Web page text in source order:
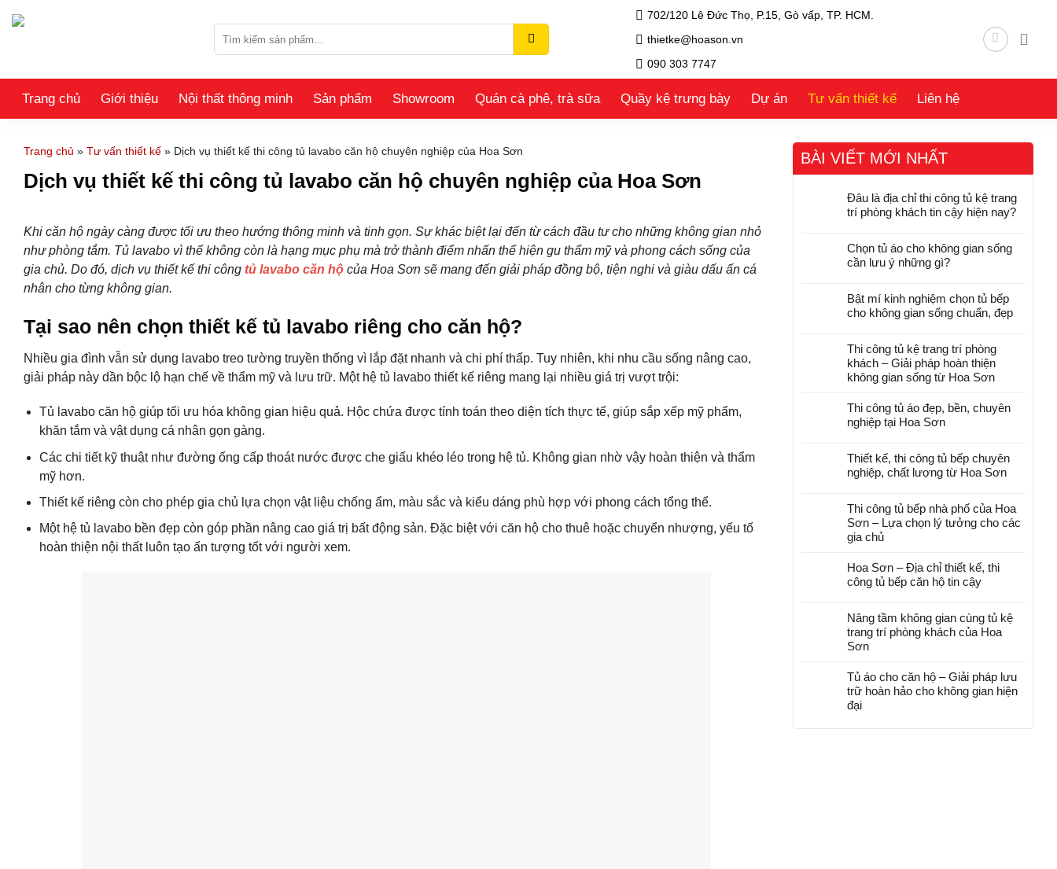
kiếm:
702/120 Lê Đức Thọ, P.15, Gò vấp, TP. HCM.
thietke@hoason.vn
090 303 7747
Trang chủ Giới thiệu Nội thất thông minh Sản phẩm Showroom Quán cà phê, trà sữa Quầy kệ trưng bày Dự án Tư vấn thiết kế Liên hệ
Trang chủ » Tư vấn thiết kế » Dịch vụ thiết kế thi công tủ lavabo căn hộ chuyên nghiệp của Hoa Sơn
Dịch vụ thiết kế thi công tủ lavabo căn hộ chuyên nghiệp của Hoa Sơn
Khi căn hộ ngày càng được tối ưu theo hướng thông minh và tinh gọn. Sự khác biệt lại đến từ cách đầu tư cho những không gian nhỏ
như phòng tắm. Tủ lavabo vì thế không còn là hạng mục phụ mà trở thành điểm nhấn thể hiện gu thẩm mỹ và phong cách sống của
gia chủ. Do đó, dịch vụ thiết kế thi công tủ lavabo căn hộ của Hoa Sơn sẽ mang đến giải pháp đồng bộ, tiện nghi và giàu dấu ấn cá
nhân cho từng không gian.
Tại sao nên chọn thiết kế tủ lavabo riêng cho căn hộ?
Nhiều gia đình vẫn sử dụng lavabo treo tường truyền thống vì lắp đặt nhanh và chi phí thấp. Tuy nhiên, khi nhu cầu sống nâng cao,
giải pháp này dần bộc lộ hạn chế về thẩm mỹ và lưu trữ. Một hệ tủ lavabo thiết kế riêng mang lại nhiều giá trị vượt trội:
Tủ lavabo căn hộ giúp tối ưu hóa không gian hiệu quả. Hộc chứa được tính toán theo diện tích thực tế, giúp sắp xếp mỹ phẩm,
khăn tắm và vật dụng cá nhân gọn gàng.
Các chi tiết kỹ thuật như đường ống cấp thoát nước được che giấu khéo léo trong hệ tủ. Không gian nhờ vậy hoàn thiện và thẩm
mỹ hơn.
Thiết kế riêng còn cho phép gia chủ lựa chọn vật liệu chống ẩm, màu sắc và kiểu dáng phù hợp với phong cách tổng thể.
Một hệ tủ lavabo bền đẹp còn góp phần nâng cao giá trị bất động sản. Đặc biệt với căn hộ cho thuê hoặc chuyển nhượng, yếu tố
hoàn thiện nội thất luôn tạo ấn tượng tốt với người xem.
BÀI VIẾT MỚI NHẤT
Đâu là địa chỉ thi công tủ kệ trang
trí phòng khách tin cậy hiện nay?
Chọn tủ áo cho không gian sống
cần lưu ý những gì?
Bật mí kinh nghiệm chọn tủ bếp
cho không gian sống chuẩn, đẹp
Thi công tủ kệ trang trí phòng
khách – Giải pháp hoàn thiện
không gian sống từ Hoa Sơn
Thi công tủ áo đẹp, bền, chuyên
nghiệp tại Hoa Sơn
Thiết kế, thi công tủ bếp chuyên
nghiệp, chất lượng từ Hoa Sơn
Thi công tủ bếp nhà phố của Hoa
Sơn – Lựa chọn lý tưởng cho các
gia chủ
Hoa Sơn – Địa chỉ thiết kế, thi
công tủ bếp căn hộ tin cậy
Nâng tầm không gian cùng tủ kệ
trang trí phòng khách của Hoa
Sơn
Tủ áo cho căn hộ – Giải pháp lưu
trữ hoàn hảo cho không gian hiện
đại